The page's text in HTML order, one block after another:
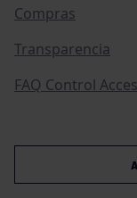
Compras
Transparencia
FAQ Control